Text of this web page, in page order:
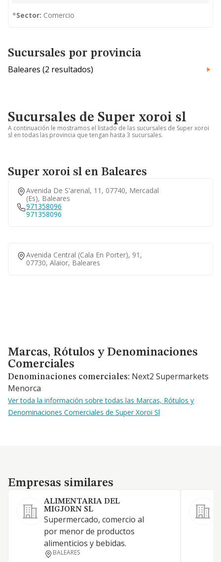
*Sector: Comercio
Sucursales por provincia
Baleares (2 resultados)
Sucursales de Super xoroi sl
A continuación le mostramos el listado de las sucursales de Super xoroi
sl en todas las provincia que tengan hasta 3 sucursales.
Super xoroi sl en Baleares
Avenida De S'arenal, 11, 07740, Mercadal
(es), Baleares
971358096
971358096
Avenida Central (cala En Porter), 91,
07730, Alaior, Baleares
Marcas, Rótulos y Denominaciones Comerciales
Marcas, Rótulos y Denominaciones
Comerciales
Denominaciones comerciales: Next2 Supermarkets
Menorca
Ver toda la información sobre todas las Marcas, Rótulos y
Denominaciones Comerciales de Super Xoroi Sl
Empresas similares
Empresas similares
ALIMENTARIA DEL
MIGJORN SL
Supermercado, comercio al
por menor de productos
alimenticios y bebidas.
BALEARES